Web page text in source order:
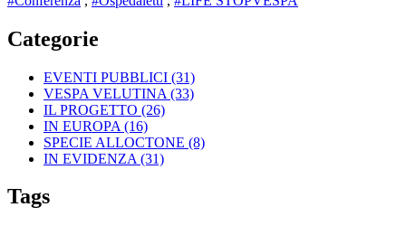
Categorie
EVENTI PUBBLICI (31)
VESPA VELUTINA (33)
IL PROGETTO (26)
IN EUROPA (16)
SPECIE ALLOCTONE (8)
IN EVIDENZA (31)
Tags